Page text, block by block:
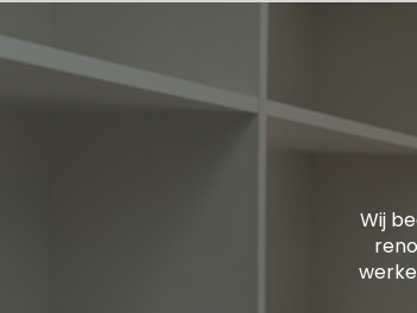
Wij